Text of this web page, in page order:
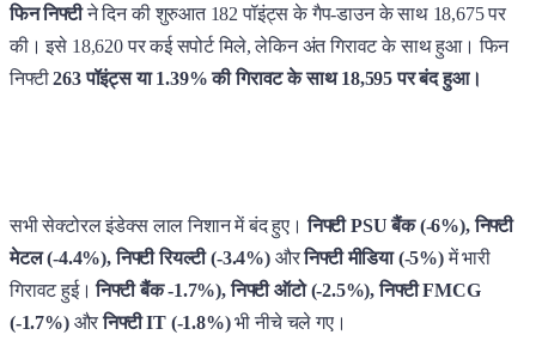
फिन निफ्टीने दिन की शुरुआत 182 पॉइंट्स के गैप-डाउन के साथ 18,675 पर
की। इसे 18,620 पर कई सपोर्ट मिले, लेकिन अंत गिरावट के साथ हुआ। फिन
निफ्टी263 पॉइंट्स या 1.39% की गिरावट के साथ 18,595 पर बंद हुआ।
सभी सेक्टोरल इंडेक्स लाल निशान में बंद हुए।निफ्टी PSU बैंक (-6%), निफ्टी
मेटल (-4.4%), निफ्टी रियल्टी (-3.4%) औरनिफ्टी मीडिया (-5%)में भारी
गिरावट हुई। निफ्टी बैंक -1.7%), निफ्टी ऑटो (-2.5%), निफ्टी FMCG
(-1.7%) औरनिफ्टी IT (-1.8%)भी नीचे चले गए।